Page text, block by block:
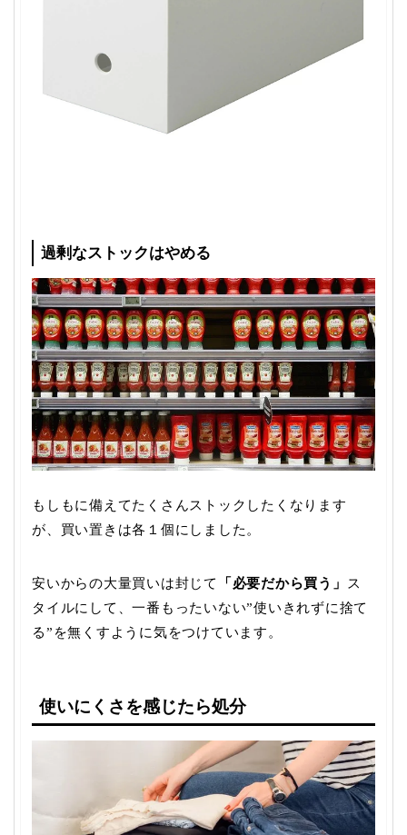
過剰なストックはやめる
もしもに備えてたくさんストックしたくなります
が、買い置きは各１個にしました。
安いからの大量買いは封じて 「必要だから買う」
ス
タイルにして、一番もったいない”使いきれずに捨て
る”を無くすように気をつけています。
使いにくさを感じたら処分